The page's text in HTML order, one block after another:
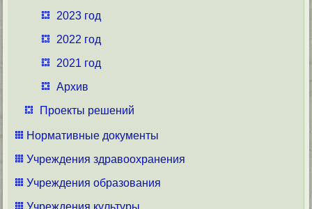
2023 год
2022 год
2021 год
Архив
Проекты решений
Нормативные документы
Учреждения здравоохранения
Учреждения образования
Учреждения культуры